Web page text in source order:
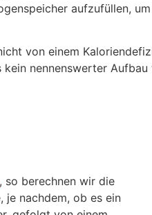
aufzufüllen,
von einem
nennenswerter Aufbau
, so berechnen wir die
je nachdem, ob es ein